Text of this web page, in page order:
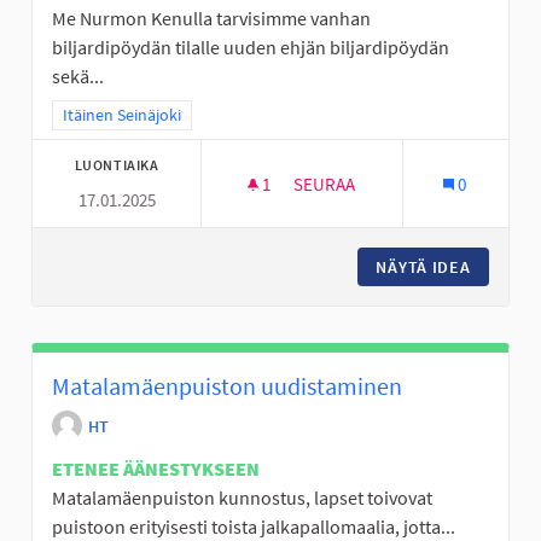
Me Nurmon Kenulla tarvisimme vanhan
biljardipöydän tilalle uuden ehjän biljardipöydän
sekä...
Rajaa tulokset teeman mukaan: Itäinen Seinäjoki
Itäinen Seinäjoki
LUONTIAIKA
17.01.2025
1 1 SEURAAJA
SEURAA 0
NÄYTÄ IDEA
Matalamäenpuiston uudistaminen
HT
ETENEE ÄÄNESTYKSEEN
Matalamäenpuiston kunnostus, lapset toivovat
puistoon erityisesti toista jalkapallomaalia, jotta...